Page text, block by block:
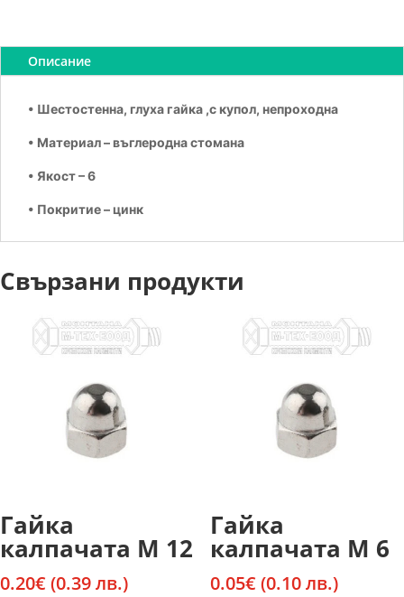
Описание
• Шестостенна, глуха гайка ,с купол, непроходна
• Материал – въглеродна стомана
• Якост – 6
• Покритие – цинк
Свързани продукти
Гайка
калпачата М 12
0.20€ (0.39 лв.)
Гайка
калпачата М 6
0.05€ (0.10 лв.)